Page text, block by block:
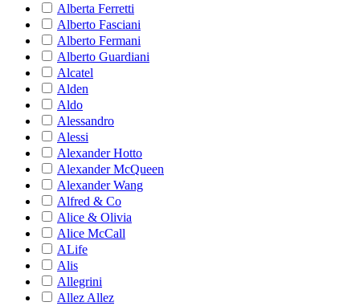
Alberta Ferretti
Alberto Fasciani
Alberto Fermani
Alberto Guardiani
Alcatel
Alden
Aldo
Alessandro
Alessi
Alexander Hotto
Alexander McQueen
Alexander Wang
Alfred & Co
Alice & Olivia
Alice McCall
ALife
Alis
Allegrini
Allez Allez